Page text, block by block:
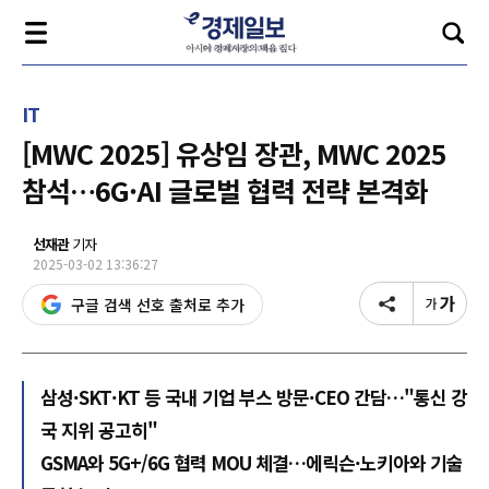
IT
[MWC 2025] 유상임 장관, MWC 2025
참석…6G·AI 글로벌 협력 전략 본격화
선재관기자
2025-03-02 13:36:27
구글 검색 선호 출처로 추가
삼성·SKT·KT 등 국내 기업 부스 방문·CEO 간담…"통신 강
국 지위 공고히"
GSMA와 5G+/6G 협력 MOU 체결…에릭슨·노키아와 기술